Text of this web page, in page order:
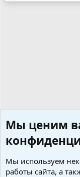
Мы ценим
Мы используем
работы сайта, а